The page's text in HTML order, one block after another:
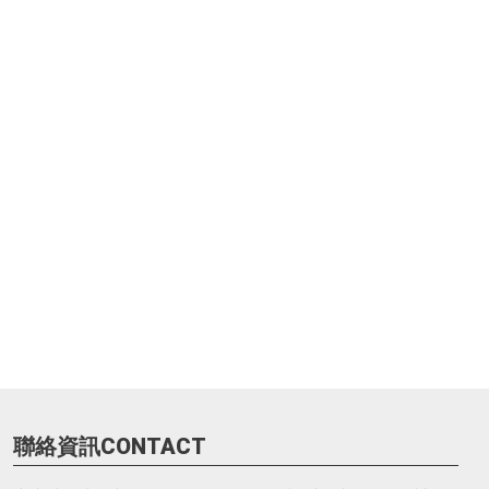
聯絡資訊CONTACT